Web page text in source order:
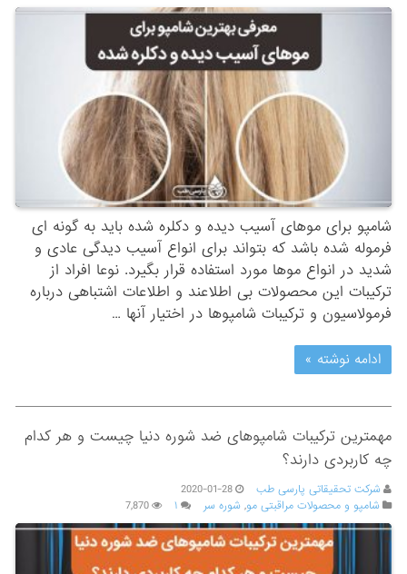
شامپو برای موهای آسیب دیده و دکلره شده باید به گونه ای
فرموله شده باشد که بتواند برای انواع آسیب دیدگی عادی و
شدید در انواع موها مورد استفاده قرار بگیرد. نوعا افراد از
ترکیبات این محصولات بی اطلاعند و اطلاعات اشتباهی درباره
فرمولاسیون و ترکیبات شامپوها در اختیار آنها …
ادامه نوشته »
مهمترین ترکیبات شامپوهای ضد شوره دنیا چیست و هر کدام
چه کاربردی دارند؟
شرکت تحقیقاتی پارسی طب
2020-01-28
شامپو و محصولات مراقبتی مو,شوره سر ۱ 7,870